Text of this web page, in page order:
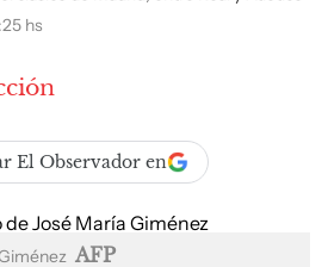
hs
El Observador en
AFP